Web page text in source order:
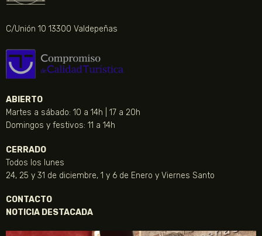
C/Unión 10 13300 Valdepeñas
ABIERTO
Martes a sábado: 10 a 14h | 17 a 20h
Domingos y festivos: 11 a 14h
CERRADO
Todos los lunes
24, 25 y 31 de diciembre, 1 y 6 de Enero y Viernes Santo
CONTACTO
NOTICIA DESTACADA